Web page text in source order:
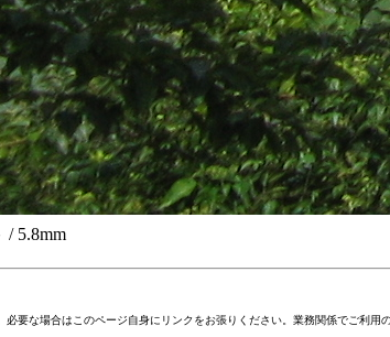
/ 5.8mm
要な場合はこのページ自身にリンクをお張りください。業務関係でご利用